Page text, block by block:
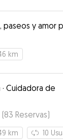
paseos y amor
km
· Cuidadora de
(83 Reservas)
km 10